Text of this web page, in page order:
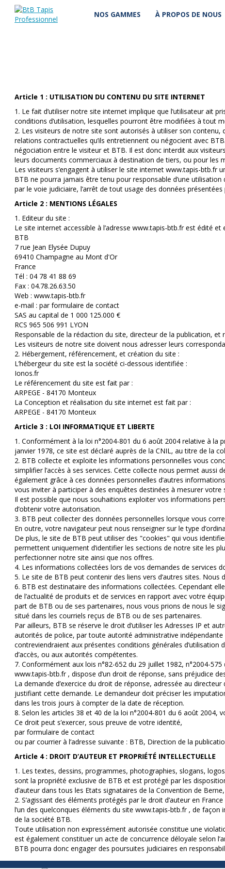
NOS GAMMES À PROPOS DE NOUS
Article 1 : UTILISATION DU CONTENU DU SITE INTERNET
1. Le fait d’utiliser notre site internet implique que l’utilisateur ait
conditions d’utilisation, lesquelles pourront être modifiées à tout
2. Les visiteurs de notre site sont autorisés à utiliser son contenu,
relations contractuelles qu’ils entretiennent ou négocient avec
négociation entre le visiteur et BTB. Il est donc interdit aux
leurs documents commerciaux à destination de tiers, ou pour les
Les visiteurs s’engagent à utiliser le site internet www.tapis-
BTB ne pourra jamais être tenu pour responsable d’une
par le voie judiciaire, l’arrêt de tout usage des données
Article 2 : MENTIONS LÉGALES
1. Editeur du site :
Le site internet accessible à l’adresse www.tapis-btb.fr est édité
BTB
7 rue Jean Elysée Dupuy
69410 Champagne au Mont d'Or
France
Tél : 04 78 41 88 69
Fax : 04.78.26.63.50
Web : www.tapis-btb.fr
e-mail : par formulaire de contact
SAS au capital de 1 000 125.000 €
RCS 965 506 991 LYON
Responsable de la rédaction du site, directeur de la publication,
Les visiteurs de notre site doivent nous adresser leurs
2. Hébergement, référencement, et création du site :
L’hébergeur du site est la société ci-dessous identifiée :
Ionos.fr
Le référencement du site est fait par :
ARPEGE - 84170 Monteux
La Conception et réalisation du site internet est fait par :
ARPEGE - 84170 Monteux
Article 3 : LOI INFORMATIQUE ET LIBERTE
1. Conformément à la loi n°2004-801 du 6 août 2004 relative à la
janvier 1978, ce site est déclaré auprès de la CNIL, au titre de la
2. BTB collecte et exploite les informations personnelles vous
simplifier l’accès à ses services. Cette collecte nous permet
également grâce à ces données personnelles d’autres
vous inviter à participer à des enquêtes destinées à mesurer
Il est possible que nous souhaitions exploiter vos informations
d’obtenir votre autorisation.
3. BTB peut collecter des données personnelles lorsque vous
En outre, votre navigateur peut nous renseigner sur le type
De plus, le site de BTB peut utiliser des "cookies" qui vous
permettent uniquement d’identifier les sections de notre site les
perfectionner notre site ainsi que nos offres.
4. Les informations collectées lors de vos demandes de services
5. Le site de BTB peut contenir des liens vers d’autres sites.
6. BTB est destinataire des informations collectées. Cependant
de l’actualité de produits et de services en rapport avec votre
part de BTB ou de ses partenaires, nous vous prions de nous le
situé dans les courriels reçus de BTB ou de ses partenaires.
Par ailleurs, BTB se réserve le droit d’utiliser les Adresses IP et
autorités de police, par toute autorité administrative
contreviendraient aux présentes conditions générales
d’accès, ou aux autorités compétentes.
7. Conformément aux lois n°82-652 du 29 juillet 1982, n°2004-
www.tapis-btb.fr , dispose d’un droit de réponse, sans préjudice
La demande d’exercice du droit de réponse, adressée au
justifiant cette demande. Le demandeur doit préciser les
dans les trois jours à compter de la date de réception.
8. Selon les articles 38 et 40 de la loi n°2004-801 du 6 août 2004,
Ce droit peut s’exercer, sous preuve de votre identité,
par formulaire de contact
ou par courrier à l’adresse suivante : BTB, Direction de la
Article 4 : DROIT D’AUTEUR ET PROPRIÉTÉ INTELLECTUELLE
1. Les textes, dessins, programmes, photographies, slogans,
sont la propriété exclusive de BTB et est protégé par les
d’auteur dans tous les Etats signataires de la Convention de
2. S’agissant des éléments protégés par le droit d’auteur en
l’un des quelconques éléments du site www.tapis-btb.fr , de
de la société BTB.
Toute utilisation non expressément autorisée constitue une
est également constituer un acte de concurrence déloyale selon
BTB pourra donc engager des poursuites judiciaires en